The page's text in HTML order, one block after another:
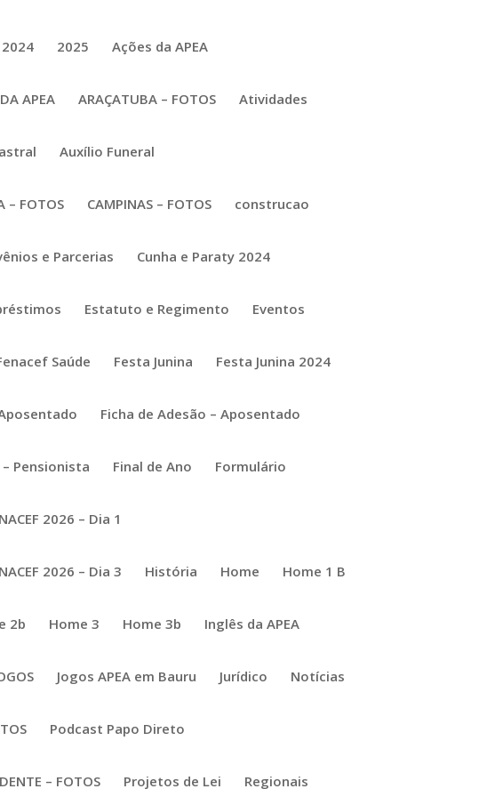
2024 2025 Ações da APEA
APEA ARAÇATUBA – FOTOS Atividades
Auxílio Funeral
– FOTOS CAMPINAS – FOTOS construcao
e Parcerias Cunha e Paraty 2024
Estatuto e Regimento Eventos
Saúde Festa Junina Festa Junina 2024
Ficha de Adesão – Aposentado
Pensionista Final de Ano Formulário
2026 – Dia 1
2026 – Dia 3 História Home Home 1 B
2b Home 3 Home 3b Inglês da APEA
Jogos APEA em Bauru Jurídico Notícias
Podcast Papo Direto
– FOTOS Projetos de Lei Regionais
Den-
platform gaming